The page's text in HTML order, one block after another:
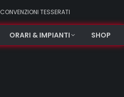
CONVENZIONI TESSERATI
ORARI & IMPIANTI SHOP